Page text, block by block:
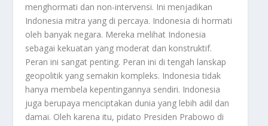
menghormati dan non-intervensi. Ini menjadikan
Indonesia mitra yang di percaya. Indonesia di hormati
oleh banyak negara. Mereka melihat Indonesia
sebagai kekuatan yang moderat dan konstruktif.
Peran ini sangat penting. Peran ini di tengah lanskap
geopolitik yang semakin kompleks. Indonesia tidak
hanya membela kepentingannya sendiri. Indonesia
juga berupaya menciptakan dunia yang lebih adil dan
damai. Oleh karena itu, pidato Presiden Prabowo di